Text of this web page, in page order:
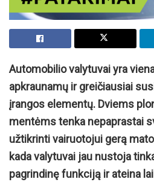
Automobilio valytuvai yra
apkraunamų ir greičiausiai
įrangos elementų. Dviems
mentėms tenka nepaprastai
užtikrinti vairuotojui gerą
kada valytuvai jau nustoja
pagrindinę funkciją ir ateina